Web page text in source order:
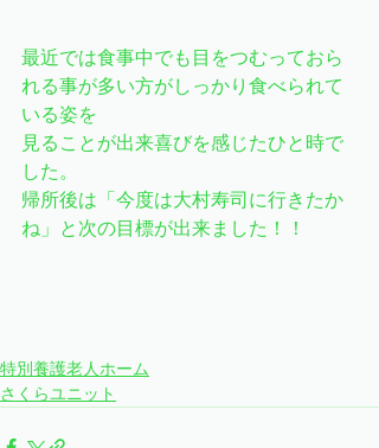
最近では食事中でも目をつむっておら
れる事が多い方がしっかり食べられて
いる姿を
見ることが出来喜びを感じたひと時で
した。
帰所後は「今度は大村寿司に行きたか
ね」と次の目標が出来ました！！
特別養護老人ホーム
さくらユニット